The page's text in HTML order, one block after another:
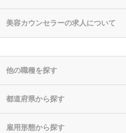
美容カウンセラーの求人について
他の職種を探す
都道府県から探す
雇用形態から探す